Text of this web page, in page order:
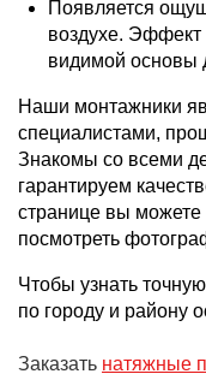
Появляется
воздухе. Эффект
видимой основы
Наши монтажники
специалистами,
Знакомы со всеми
гарантируем
странице вы
посмотреть
Чтобы узнать
по городу и району
Заказать натяжные